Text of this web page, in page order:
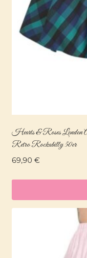
Hearts & Roses London
Retro Rockabilly 50er
69,90 €